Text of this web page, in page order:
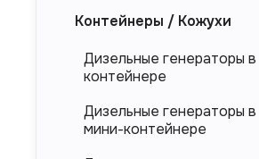
Наши
Быстрый подбор по
Контейнеры / Кожухи
Дизельные генераторы в
контейнере
Дизельные генераторы в
мини-контейнере